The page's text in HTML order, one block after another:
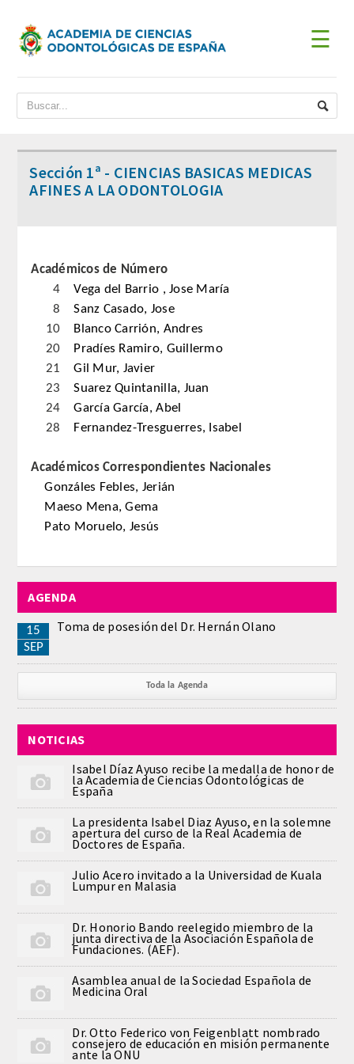
ACADEMIA
BIENVENIDA DEL PRESIDENTE
DATOS HISTÓRICOS
Presidentes
JUNTA DE GOBIERNO
ESTATUTOS
REGLAMENTO
ACADEMICOS
SECCIONES
CIENCIAS BASICAS MEDICAS
AFINES A LA ODONTOLOGIA
HUMANIDADES Y CIENCIAS
PREVENCION,PROMOCION DE LA
SALUD Y GESTION NUEVAS
TECNOLOGIAS SANITARIAS
ESTOMATOLOGIA MEDICO-
QUIRURGICA
ODONTOLOGIA CONSERVADORA
ORTOGNATIA
NÚMERO
Alfabético
Número de Medalla
CORRESPONDIENTES
SUPERNUMERARIOS
HONOR
☰
Sección 1ª - CIENCIAS BASICAS MEDICAS
AFINES A LA ODONTOLOGIA
Académicos de Número
4 Vega del Barrio , Jose María
8 Sanz Casado, Jose
10 Blanco Carrión, Andres
20 Pradíes Ramiro, Guillermo
21 Gil Mur, Javier
23 Suarez Quintanilla, Juan
24 García García, Abel
28 Fernandez-Tresguerres, Isabel
Académicos Correspondientes Nacionales
Gonzáles Febles, Jerián
Maeso Mena, Gema
Pato Moruelo, Jesús
AGENDA
15
SEP
Toma de posesión del Dr. Hernán Olano
Toda la Agenda
NOTICIAS
Isabel Díaz Ayuso recibe la medalla de honor de
la Academia de Ciencias Odontológicas de
España
La presidenta Isabel Diaz Ayuso, en la solemne
apertura del curso de la Real Academia de
Doctores de España.
Julio Acero invitado a la Universidad de Kuala
Lumpur en Malasia
Dr. Honorio Bando reelegido miembro de la
junta directiva de la Asociación Española de
Fundaciones. (AEF).
Asamblea anual de la Sociedad Española de
Medicina Oral
Dr. Otto Federico von Feigenblatt nombrado
consejero de educación en misión permanente
ante la ONU